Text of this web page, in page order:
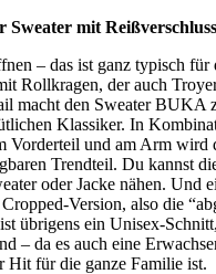
Sweater mit
– das ist ganz typisch für
Rollkragen, der auch
macht den Sweater BUKA
Klassiker. In
Vorderteil und am Arm wird
Trendteil. Du kannst
oder Jacke nähen. Und
Version, also die
übrigens ein Unisex-
– da es auch eine
Hit für die ganze Familie ist.